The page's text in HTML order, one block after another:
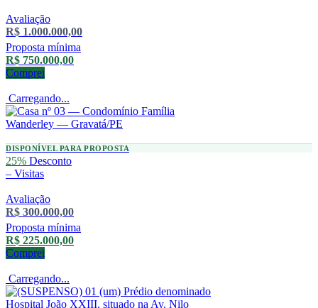
Avaliação
R$ 1.000.000,00
Proposta mínima
R$ 750.000,00
Comprei
Carregando...
DISPONÍVEL PARA PROPOSTA
25% Desconto
– Visitas
Avaliação
R$ 300.000,00
Proposta mínima
R$ 225.000,00
Comprei
Carregando...